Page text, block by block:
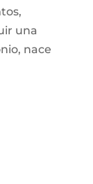
una
nace